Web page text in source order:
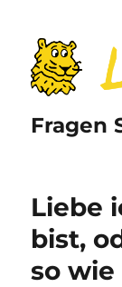
Fragen
Liebe
bist,
so wie